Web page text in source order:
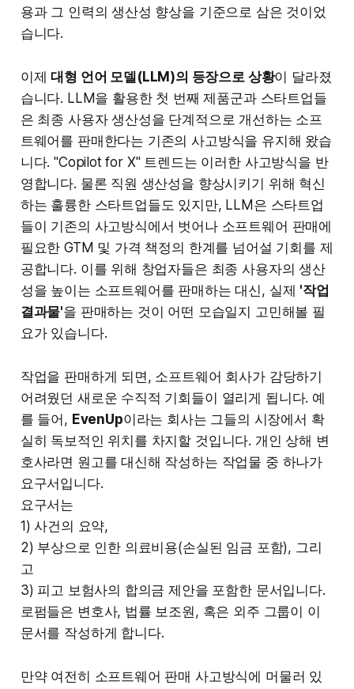
용과 그 인력의 생산성 향상을 기준으로 삼은 것이었
습니다.
이제대형 언어 모델(LLM)의 등장으로 상황이 달라졌
습니다. LLM을 활용한 첫 번째 제품군과 스타트업들
은 최종 사용자 생산성을 단계적으로 개선하는 소프
트웨어를 판매한다는 기존의 사고방식을 유지해 왔습
니다. "Copilot for X" 트렌드는 이러한 사고방식을 반
영합니다. 물론 직원 생산성을 향상시키기 위해 혁신
하는 훌륭한 스타트업들도 있지만, LLM은 스타트업
들이 기존의 사고방식에서 벗어나 소프트웨어 판매에
필요한 GTM 및 가격 책정의 한계를 넘어설 기회를 제
공합니다. 이를 위해 창업자들은 최종 사용자의 생산
성을 높이는 소프트웨어를 판매하는 대신, 실제 '작업
결과물'을 판매하는 것이 어떤 모습일지 고민해볼 필
요가 있습니다.
작업을 판매하게 되면, 소프트웨어 회사가 감당하기
어려웠던 새로운 수직적 기회들이 열리게 됩니다. 예
를 들어, EvenUp이라는 회사는 그들의 시장에서 확
실히 독보적인 위치를 차지할 것입니다. 개인 상해 변
호사라면 원고를 대신해 작성하는 작업물 중 하나가
요구서입니다.
요구서는
1) 사건의 요약,
2) 부상으로 인한 의료비용(손실된 임금 포함), 그리
고
3) 피고 보험사의 합의금 제안을 포함한 문서입니다.
로펌들은 변호사, 법률 보조원, 혹은 외주 그룹이 이
문서를 작성하게 합니다.
만약 여전히 소프트웨어 판매 사고방식에 머물러 있